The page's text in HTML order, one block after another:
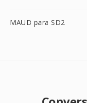
MAUD para SD2